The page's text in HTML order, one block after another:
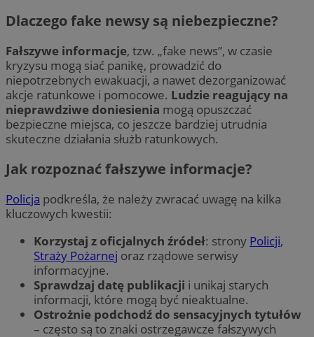
Dlaczego fake newsy są niebezpieczne?
Fałszywe informacje, tzw. „fake news”, w czasie
kryzysu mogą siać panikę, prowadzić do
niepotrzebnych ewakuacji, a nawet dezorganizować
akcje ratunkowe i pomocowe. Ludzie reagujący na
nieprawdziwe doniesienia mogą opuszczać
bezpieczne miejsca, co jeszcze bardziej utrudnia
skuteczne działania służb ratunkowych.
Jak rozpoznać fałszywe informacje?
Policja podkreśla, że należy zwracać uwagę na kilka
kluczowych kwestii:
Korzystaj z oficjalnych źródeł: strony Policji,
Straży Pożarnej oraz rządowe serwisy
informacyjne.
Sprawdzaj datę publikacji i unikaj starych
informacji, które mogą być nieaktualne.
Ostrożnie podchodź do sensacyjnych tytułów
– często są to znaki ostrzegawcze fałszywych